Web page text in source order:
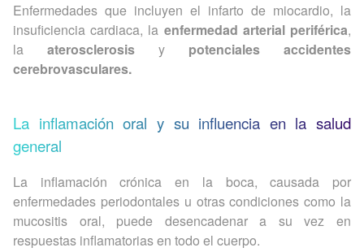
Enfermedades que incluyen el infarto de miocardio, la
insuficiencia cardiaca, la enfermedad arterial periférica,
la aterosclerosis y potenciales accidentes
cerebrovasculares.
La inflamación oral y su influencia en la salud
general
La inflamación crónica en la boca, causada por
enfermedades periodontales u otras condiciones como la
mucositis oral, puede desencadenar a su vez en
respuestas inflamatorias en todo el cuerpo.